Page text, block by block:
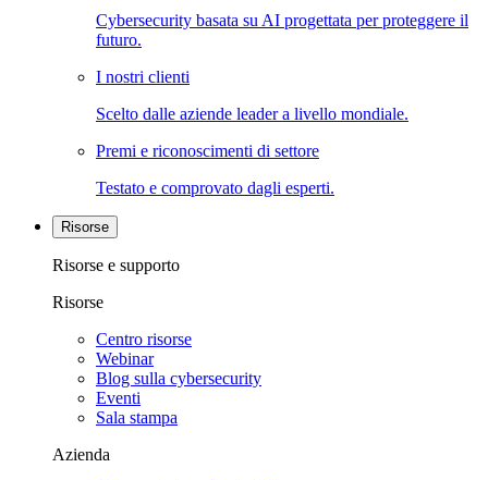
Cybersecurity basata su AI progettata per proteggere il
futuro.
I nostri clienti
Scelto dalle aziende leader a livello mondiale.
Premi e riconoscimenti di settore
Testato e comprovato dagli esperti.
Risorse
Risorse e supporto
Risorse
Centro risorse
Webinar
Blog sulla cybersecurity
Eventi
Sala stampa
Azienda